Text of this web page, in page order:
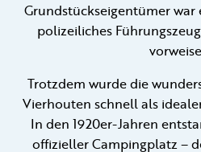
Mein Samoza
Grundstückseigentümer war
polizeiliches
Trotzdem wurde die
Vierhouten schnell als
In den 1920er-Jahren
offizieller Campingplatz –